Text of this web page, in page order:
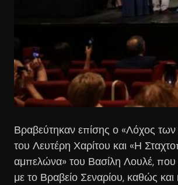
Βραβεύτηκαν επίσης ο «Λόχος
του Λευτέρη Χαρίτου και «Η
αμπελώνα» του Βασίλη Λουλέ, που
με το Βραβείο Σεναρίου, καθώς και